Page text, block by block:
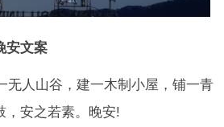
安文案
无人山谷，建一木制小屋，铺一青
，安之若素。晚安!